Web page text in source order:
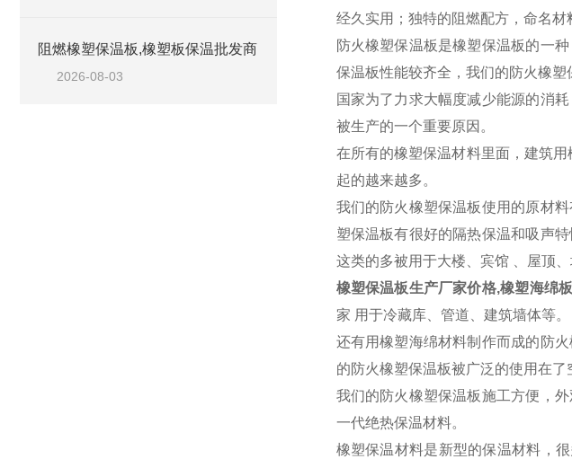
阻燃橡塑保温板,橡塑板保温批发商
2026-08-03
经久实用；独特的阻燃配方，命名材
防火橡塑保温板是橡塑保温板的一
保温板性能较齐全，我们的防火橡塑
国家为了力求大幅度减少能源的消
被生产的一个重要原因。
在所有的橡塑保温材料里面，建筑
起的越来越多。
我们的防火橡塑保温板使用的原材
塑保温板有很好的隔热保温和吸声
这类的多被用于大楼、宾馆 、屋顶
橡塑保温板生产厂家价格,橡塑海绵
家 用于冷藏库、管道、建筑墙体等。
还有用橡塑海绵材料制作而成的防
的防火橡塑保温板被广泛的使用在了
我们的防火橡塑保温板施工方便，
一代绝热保温材料。
橡塑保温材料是新型的保温材料，